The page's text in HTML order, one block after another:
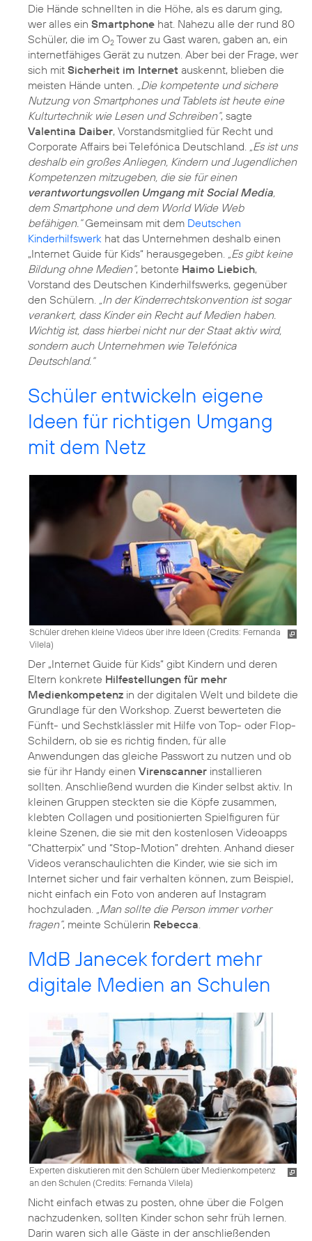
Die Hände schnellten in die Höhe, als es darum ging,
wer alles ein Smartphone hat. Nahezu alle der rund 80
Schüler, die im O2 Tower zu Gast waren, gaben an, ein
internetfähiges Gerät zu nutzen. Aber bei der Frage, wer
sich mit Sicherheit im Internet auskennt, blieben die
meisten Hände unten.
„Die kompetente und sichere
Nutzung von Smartphones und Tablets ist heute eine
Kulturtechnik wie Lesen und Schreiben“, sagte
Valentina Daiber, Vorstandsmitglied für Recht und
Corporate Affairs bei Telefónica Deutschland.
„Es ist uns
deshalb ein großes Anliegen, Kindern und Jugendlichen
Kompetenzen mitzugeben, die sie für einen
verantwortungsvollen Umgang mit Social Media
dem Smartphone und dem World Wide Web
befähigen.“Gemeinsam mit dem Deutschen
Kinderhilfswerk hat das Unternehmen deshalb einen
„Internet Guide für Kids“ herausgegeben.
„Es gibt keine
Bildung ohne Medien“, betonte Haimo Liebich,
Vorstand des Deutschen Kinderhilfswerks, gegenüber
den Schülern.
„In der Kinderrechtskonvention ist sogar
verankert, dass Kinder ein Recht auf Medien haben.
Wichtig ist, dass hierbei nicht nur der Staat aktiv wird,
sondern auch Unternehmen wie Telefónica
Deutschland.“
Schüler entwickeln eigene
Ideen für richtigen Umgang
mit dem Netz
Schüler drehen kleine Videos über ihre Ideen (Credits: Fernanda
Vilela)
Der „Internet Guide für Kids“ gibt Kindern und deren
Eltern konkrete Hilfestellungen für mehr
Medienkompetenz in der digitalen Welt und bildete die
Grundlage für den Workshop. Zuerst bewerteten die
Fünft- und Sechstklässler mit Hilfe von Top- oder Flop-
Schildern, ob sie es richtig finden, für alle
Anwendungen das gleiche Passwort zu nutzen und ob
sie für ihr Handy einen Virenscanner installieren
sollten. Anschließend wurden die Kinder selbst aktiv. In
kleinen Gruppen steckten sie die Köpfe zusammen,
klebten Collagen und positionierten Spielfiguren für
kleine Szenen, die sie mit den kostenlosen Videoapps
“Chatterpix” und “Stop-Motion” drehten. Anhand dieser
Videos veranschaulichten die Kinder, wie sie sich im
Internet sicher und fair verhalten können, zum Beispiel,
nicht einfach ein Foto von anderen auf Instagram
hochzuladen. „Man sollte die Person immer vorher
fragen“, meinte Schülerin Rebecca.
MdB Janecek fordert mehr
digitale Medien an Schulen
Experten diskutieren mit den Schülern über Medienkompetenz
an den Schulen (Credits: Fernanda Vilela)
Nicht einfach etwas zu posten, ohne über die Folgen
nachzudenken, sollten Kinder schon sehr früh lernen.
Darin waren sich alle Gäste in der anschließenden